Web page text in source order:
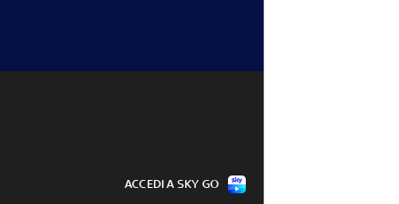
ACCEDI A SKY GO